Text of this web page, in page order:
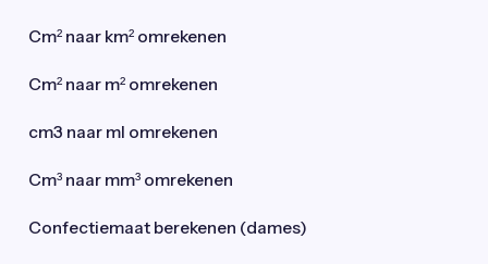
Cm² naar km² omrekenen
Cm² naar m² omrekenen
cm3 naar ml omrekenen
Cm³ naar mm³ omrekenen
Confectiemaat berekenen (dames)